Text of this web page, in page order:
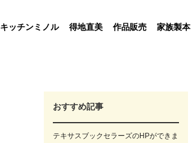
キッチンミノル 得地直美 作品販売 家族製本
おすすめ記事
テキサスブックセラーズのHPができま